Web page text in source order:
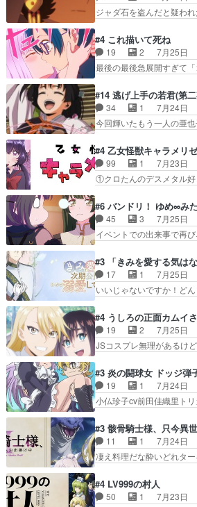
つ鬼龍院家の現当主が息…
秘密がちょっとわかっ
ちさんが対決♪あとどこ
く動いていてずっと胸
DaemonsRealm｜リア…
村を捨てて新郷家に来…
ジャダ石を盗んだと疑
ぶややこしいことにな
も良いし毎話良いとこ
ゲネ后との出会い。次
人物多いけどついてい
んがめっちゃ可愛かっ
ちゃくちゃテンション
偵に行ったはずがドレゲ…
#4 これ描いて死ね
19 2
7月25日
最後の最後急展開すぎ
は泣かなかった！漫画
品はこういうのをズバ
雄に親しんだ人にはと
ヌルした動きとかネー
から新たな仲間まで。
テーマが流れるのが早
も、一応デジタルという
#14 逃げ上手の若君(第
34 1
7月24日
今回輝いたもう一人の
逃れすら逃げ上手亜也
か、亜也子もまだ9歳な
子のドキドキ・大作戦
を相手に言葉で繰り広
からのいらすとやは草
でしたね頼もしさと乙
ロ目としか思ってなかっ
#4 乙女怪獣キャラメリゼ
99 1
7月23日
①クロたんのデスメタ
か好きになれんキャラ
らず生物学者には見え
らないのにどちりも肯
ゴンになっても、南を
心を許す、母の友達で
ルが止まらない。南く
りでエヴァの加持さん思…
#6 バンドリ！ ゆめ∞みた
45 3
7月25日
イベントでの出来事で
ラがまじで何がしたい
の間合いにスルっと入
都子さんを籠絡しに来
ー現実版初登場！バレ
で相手の緊張を解く相
50本だってｗ今日も帰
した大逆風のハズなのに
#3 「きみを愛する気は
17 1
7月25日
いいじゃないですか！
の恋愛系で1番これが好
は、2130頃からシンデ
なのに着てる洋服がシ
は見なくていいな。む
ぜかヒロイン化してい
は…】前向き没落令嬢×
菜園の領地の外まで開墾…
#4 うしろの正面カムイ
19 2
7月25日
JSコスプレ無理がある
カちゃんがヤバすぎて
女って人を襲うって知
イルで小学生ファッシ
ず、尺の都合なのか原
昭和キッズを恐怖のど
裂け女登場！お市ちゃ
ーン「悪霊退散」のパチ
#3 炎の闘球女 ドッジ弾
19 1
7月24日
小仏珍子cv前田佳織里
いたぶってるのか！？C
ッジが激アツ。いや羽
優に「ちんこ」って言
ん………！！！！？！先
限ったことでなく、最
（AkariHIGASHIYAM…
#3 骸骨騎士様、只今異
11 1
7月24日
凄え料理だな酔いどれ
いの良いお兄ちゃん！
をｄアニメストアで視
#4 LV999の村人
50 1
7月23日